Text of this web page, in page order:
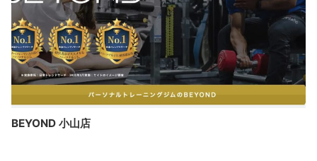
BEYOND 小山店